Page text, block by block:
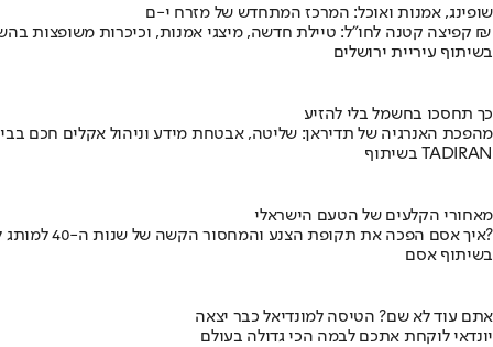
שופינג, אמנות ואוכל: המרכז המתחדש של מזרח י-ם
קפיצה קטנה לחו"ל: טיילת חדשה, מיצגי אמנות, וכיכרות משופצות בהשקעה של 100 מיליון ₪
בשיתוף עיריית ירושלים
כך תחסכו בחשמל בלי להזיע
מהפכת האנרגיה של תדיראן: שליטה, אבטחת מידע וניהול אקלים חכם
בשיתוף TADIRAN
מאחורי הקלעים של הטעם הישראלי
איך אסם הפכה את תקופת הצנע והמחסור הקשה של שנות ה-40 למותג לאומי?
בשיתוף אסם
אתם עוד לא שם? הטיסה למונדיאל כבר יצאה
יונדאי לוקחת אתכם לבמה הכי גדולה בעולם